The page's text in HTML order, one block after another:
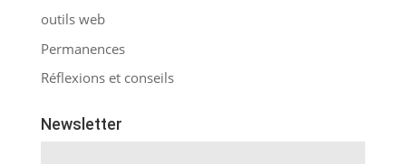
outils web
Permanences
Réflexions et conseils
Newsletter